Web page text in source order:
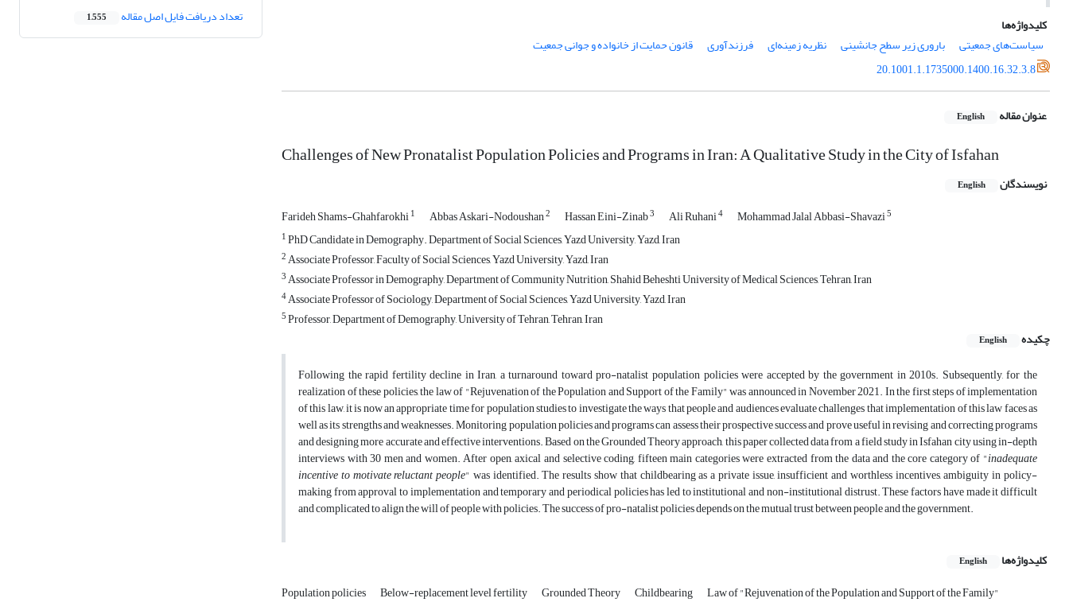
کلیدواژه‌ها
سیاست‌های جمعیتی
باروری زیر سطح جانشینی نظریه زمینه‌ای فرزندآوری
قانون حمایت از خانواده و جوانی جمعیت
20.1001.1.1735000.1400.16.32.3.8
عنوان مقاله English
Challenges of New Pronatalist Population Policies and Programs in Iran: A Qualitative Study in the City of Isfahan
نویسندگان English
Farideh Shams-Ghahfarokhi1 Abbas Askari-Nodoushan2 Hassan Eini-Zinab3 Ali Ruhani4 Mohammad Jalal Abbasi-Shavazi5
1PhD Candidate in Demography. Department of Social Sciences, Yazd University, Yazd, Iran
2Associate Professor, Faculty of Social Sciences, Yazd University, Yazd, Iran
3Associate Professor in Demography, Department of Community Nutrition, Shahid Beheshti University of Medical Sciences, Tehran, Iran
4Associate Professor of Sociology, Department of Social Sciences, Yazd University, Yazd, Iran
5Professor, Department of Demography, University of Tehran, Tehran, Iran
چکیده
English
Following the rapid fertility decline in Iran, a turnaround toward pro-natalist population policies were accepted by the government in 2010s. Subsequently, for the
realization of these policies, the law of "Rejuvenation of the Population and Support of the Family" was announced in November 2021. In the first steps of implementation
of this law, it is now an appropriate time for population studies to investigate the ways that people and audiences evaluate challenges that implementation of this law faces as
well as its strengths and weaknesses. Monitoring population policies and programs can assess their prospective success and prove useful in revising and correcting programs
and designing more accurate and effective interventions. Based on the Grounded Theory approach, this paper collected data from a field study in Isfahan city using in-depth
interviews with 30 men and women. After open, axical and selective coding, fifteen main categories were extracted from the data and the core category of "inadequate
incentive to motivate reluctant people" was identified. The results show that childbearing as a private issue, insufficient and worthless incentives, ambiguity in policy-
making from approval to implementation and temporary and periodical policies has led to institutional and non-institutional distrust. These factors have made it difficult
and complicated to align the will of people with policies. The success of pro-natalist policies depends on the mutual trust between people and the government.
کلیدواژه‌ها English
Population policies Below-replacement level fertility Grounded Theory Childbearing Law of "Rejuvenation of the Population and Support of the Family"
تعداد دریافت فایل اصل مقاله 1,555